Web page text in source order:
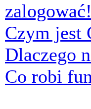
Czym jest
Dlaczego
Co robi